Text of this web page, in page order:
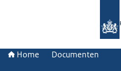
Home Documenten